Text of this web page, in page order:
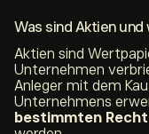
Was sind Aktien
Aktien sind
Unternehmen
Anleger mit dem
Unternehmens
bestimmten